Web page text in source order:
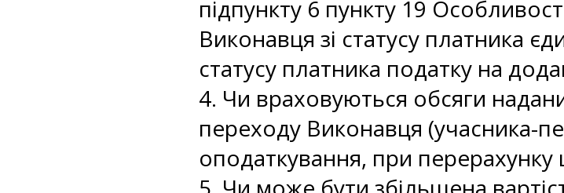
підпункту 6 пункту 19
Виконавця зі статусу платника
статусу платника податку на
4. Чи враховуються обсяги
переходу Виконавця (учасника-
оподаткування, при